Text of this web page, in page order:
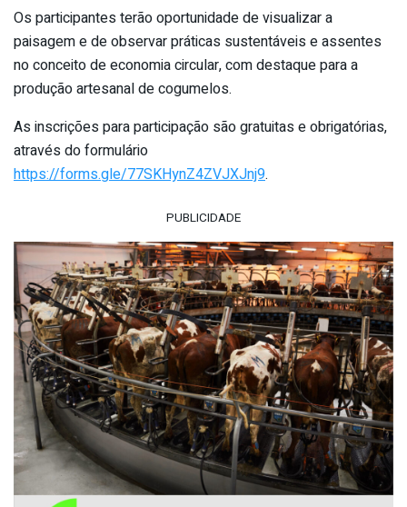
Os participantes terão oportunidade de visualizar a
paisagem e de observar práticas sustentáveis e assentes
no conceito de economia circular, com destaque para a
produção artesanal de cogumelos.
As inscrições para participação são gratuitas e obrigatórias,
através do formulário
https://forms.gle/77SKHynZ4ZVJXJnj9.
PUBLICIDADE